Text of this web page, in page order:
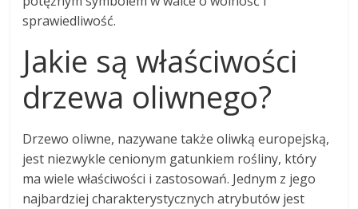
sprawiedliwość.
Jakie są właściwości
drzewa oliwnego?
Drzewo oliwne, nazywane także oliwką europejską,
jest niezwykle cenionym gatunkiem rośliny, który
ma wiele właściwości i zastosowań. Jednym z jego
najbardziej charakterystycznych atrybutów jest